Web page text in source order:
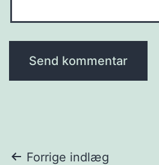
Forrige indlæg